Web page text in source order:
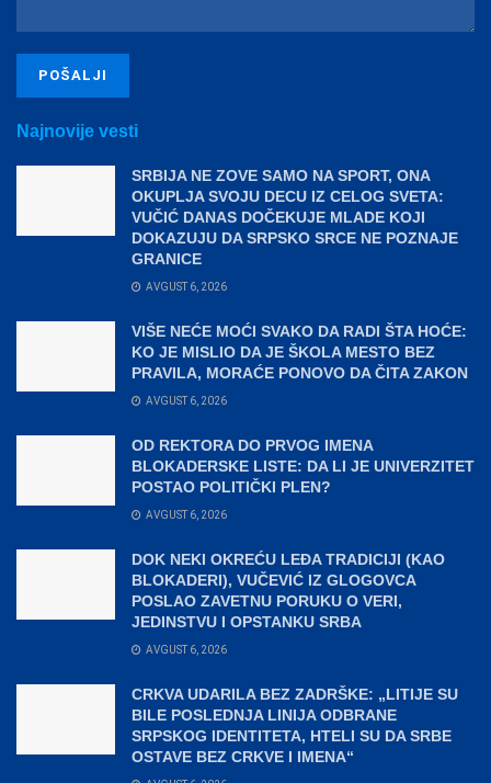
Najnovije vesti
SRBIJA NE ZOVE SAMO NA SPORT, ONA
OKUPLJA SVOJU DECU IZ CELOG SVETA:
VUČIĆ DANAS DOČEKUJE MLADE KOJI
DOKAZUJU DA SRPSKO SRCE NE POZNAJE
GRANICE
AVGUST 6, 2026
VIŠE NEĆE MOĆI SVAKO DA RADI ŠTA HOĆE:
KO JE MISLIO DA JE ŠKOLA MESTO BEZ
PRAVILA, MORAĆE PONOVO DA ČITA ZAKON
AVGUST 6, 2026
OD REKTORA DO PRVOG IMENA
BLOKADERSKE LISTE: DA LI JE UNIVERZITET
POSTAO POLITIČKI PLEN?
AVGUST 6, 2026
DOK NEKI OKREĆU LEĐA TRADICIJI (KAO
BLOKADERI), VUČEVIĆ IZ GLOGOVCA
POSLAO ZAVETNU PORUKU O VERI,
JEDINSTVU I OPSTANKU SRBA
AVGUST 6, 2026
CRKVA UDARILA BEZ ZADRŠKE: „LITIJE SU
BILE POSLEDNJA LINIJA ODBRANE
SRPSKOG IDENTITETA, HTELI SU DA SRBE
OSTAVE BEZ CRKVE I IMENA“